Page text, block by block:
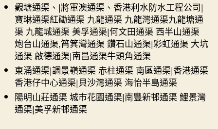
觀塘通渠、|將軍澳通渠、香港利水防水工程公司|
寶琳通渠紅磡通渠 九龍通渠 九龍灣通渠九龍塘通
渠 九龍城通渠 美孚通渠|何文田通渠 西半山通渠
炮台山通渠,筲箕灣通渠 鑽石山通渠|彩虹通渠 大坑
通渠 啟德通渠|南昌通渠牛頭角通渠
東涌通渠|調景嶺通渠 赤柱通渠 南區通渠|香港通渠
香港仔中心通渠|貝沙灣通渠 海怡半島通渠
陽明山莊通渠 城市花園通渠|南豐新邨通渠 鯉景灣
通渠|美孚新邨通渠